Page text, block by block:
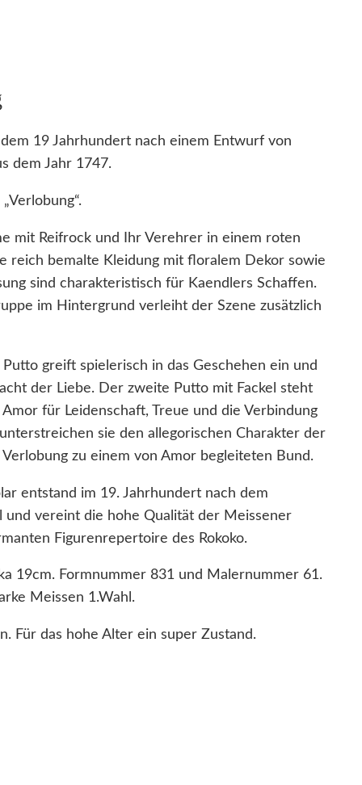
r
u
p
e
M
e
i
a
h
l
n
a
19 Jahrhundert nach einem Entwurf von
dem Jahr 1747.
mit Reifrock und Ihr Verehrer in einem roten
reich bemalte Kleidung mit floralem Dekor sowie
sind charakteristisch für Kaendlers Schaffen.
im Hintergrund verleiht der Szene zusätzlich
greift spielerisch in das Geschehen ein und
der Liebe. Der zweite Putto mit Fackel steht
für Leidenschaft, Treue und die Verbindung
sie den allegorischen Charakter der
zu einem von Amor begleiteten Bund.
entstand im 19. Jahrhundert nach dem
und vereint die hohe Qualität der Meissener
Figurenrepertoire des Rokoko.
19cm. Formnummer 831 und Malernummer 61.
Meissen 1.Wahl.
Für das hohe Alter ein super Zustand.